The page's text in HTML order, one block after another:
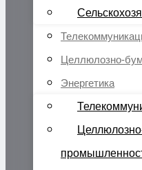
Целлюлозно-
Энергетика